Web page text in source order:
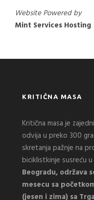
Website Powered by
Mint Services Hosting
KRITIČNA MASA
Kritična masa je
odvija u preko 300
skretanja pažnje na
biciklistkinje susreću
Beogradu, održava
mesecu sa
(jesen i zima) sa